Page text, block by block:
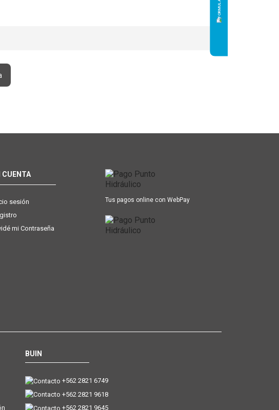
CUENTA
sesión
mi Contraseña
Tus pagos online con WebPay
BUIN
+562 2821 6749
+562 2821 9618
+562 2821 9645